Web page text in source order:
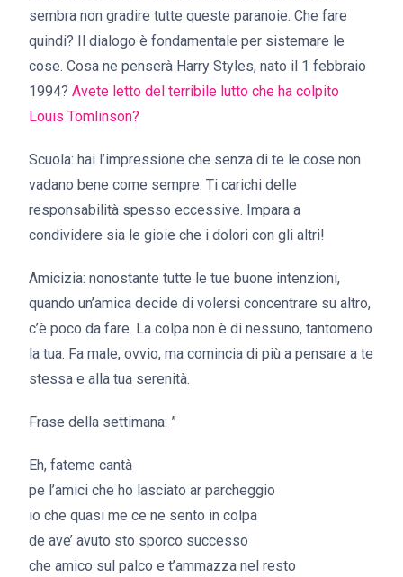
sembra non gradire tutte queste paranoie. Che fare
quindi? Il dialogo è fondamentale per sistemare le
cose. Cosa ne penserà Harry Styles, nato il 1 febbraio
1994? Avete letto del terribile lutto che ha colpito
Louis Tomlinson?
Scuola: hai l’impressione che senza di te le cose non
vadano bene come sempre. Ti carichi delle
responsabilità spesso eccessive. Impara a
condividere sia le gioie che i dolori con gli altri!
Amicizia: nonostante tutte le tue buone intenzioni,
quando un’amica decide di volersi concentrare su altro,
c’è poco da fare. La colpa non è di nessuno, tantomeno
la tua. Fa male, ovvio, ma comincia di più a pensare a te
stessa e alla tua serenità.
Frase della settimana: ”
Eh, fateme cantà
pe l’amici che ho lasciato ar parcheggio
io che quasi me ce ne sento in colpa
de ave’ avuto sto sporco successo
che amico sul palco e t’ammazza nel resto